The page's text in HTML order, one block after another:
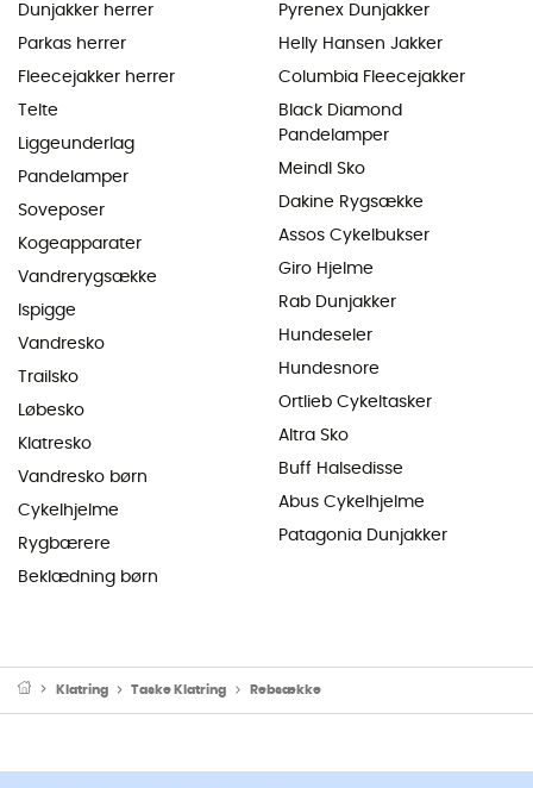
Dunjakker herrer
Parkas herrer
Fleecejakker herrer
Telte
Liggeunderlag
Pandelamper
Soveposer
Kogeapparater
Vandrerygsække
Ispigge
Vandresko
Trailsko
Løbesko
Klatresko
Vandresko børn
Cykelhjelme
Rygbærere
Beklædning børn
Pyrenex Dunjakker
Helly Hansen Jakker
Columbia Fleecejakker
Black Diamond
Pandelamper
Meindl Sko
Dakine Rygsække
Assos Cykelbukser
Giro Hjelme
Rab Dunjakker
Hundeseler
Hundesnore
Ortlieb Cykeltasker
Altra Sko
Buff Halsedisse
Abus Cykelhjelme
Patagonia Dunjakker
Klatring Taske Klatring Rebsække